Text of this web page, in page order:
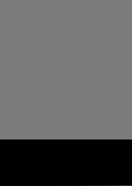
Hírek